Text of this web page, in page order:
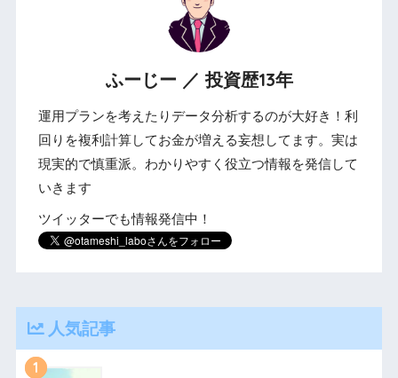
ふーじー ／ 投資歴13年
運用プランを考えたりデータ分析するのが大好き！利
回りを複利計算してお金が増える妄想してます。実は
現実的で慎重派。わかりやすく役立つ情報を発信して
いきます
ツイッターでも情報発信中！
人気記事
1